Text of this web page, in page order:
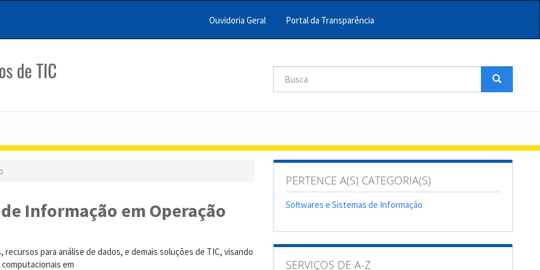
Menu
Ouvidoria Geral Portal da Transparência
Buscar Busca
Informação em Operação
para análise de dados, e demais soluções de TIC, visando
em
PERTENCE A(S) CATEGORIA(S)
Softwares e Sistemas de Informação
SERVIÇOS DE A-Z